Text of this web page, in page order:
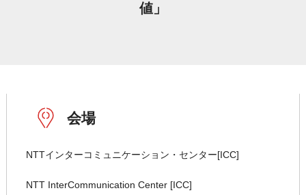
値」
会場
NTTインターコミュニケーション・センター[ICC]
NTT InterCommunication Center [ICC]